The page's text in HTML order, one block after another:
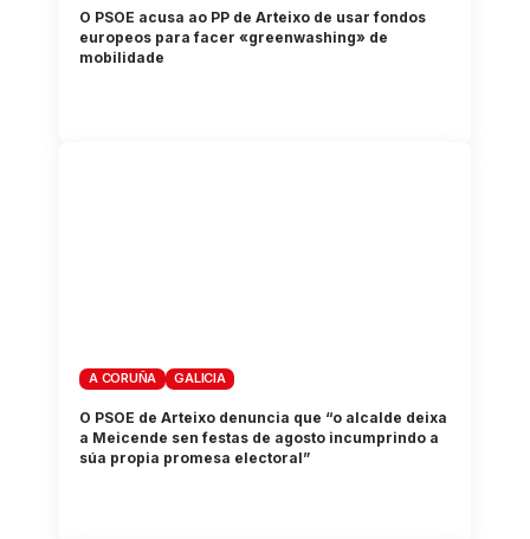
O PSOE acusa ao PP de Arteixo de usar fondos
europeos para facer «greenwashing» de
mobilidade
A CORUÑA GALICIA
O PSOE de Arteixo denuncia que “o alcalde deixa
a Meicende sen festas de agosto incumprindo a
súa propia promesa electoral”